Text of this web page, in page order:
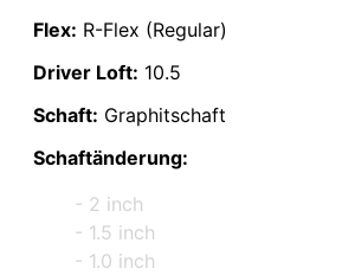
Flex: R-Flex (Regular)
Driver Loft: 10.5
Schaft: Graphitschaft
Schaftänderung:
- 2 inch
- 1.5 inch
- 1.0 inch